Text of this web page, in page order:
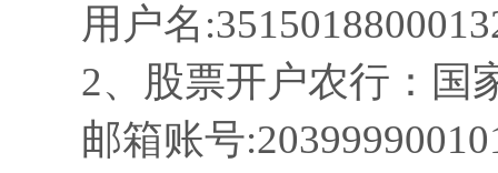
用户名
2、股票开户农行：国
邮箱账号